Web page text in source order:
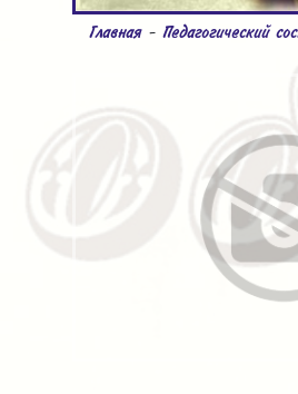
Главная- Педагогический